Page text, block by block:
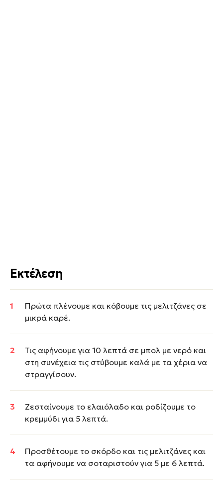
Εκτέλεση
Πρώτα πλένουμε και κόβουμε τις μελιτζάνες σε
μικρά καρέ.
Τις αφήνουμε για 10 λεπτά σε μπολ με νερό και
στη συνέχεια τις στύβουμε καλά με τα χέρια να
στραγγίσουν.
Ζεσταίνουμε το ελαιόλαδο και ροδίζουμε το
κρεμμύδι για 5 λεπτά.
Προσθέτουμε το σκόρδο και τις μελιτζάνες και
τα αφήνουμε να σοταριστούν για 5 με 6 λεπτά.